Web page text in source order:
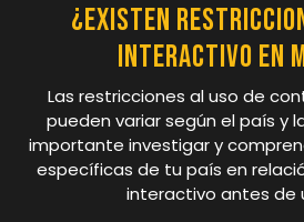
¿Existen
interactivo en
Las restricciones al uso de
pueden variar según el país y
importante investigar y
específicas de tu país en
interactivo antes de